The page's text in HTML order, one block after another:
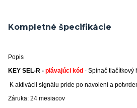
Kompletné špecifikácie
Popis
KEY SEL-R - plávajúci kód - Spínač tlačítkový
K aktivácii signálu príde po navolení a
Záruka: 24 mesiacov